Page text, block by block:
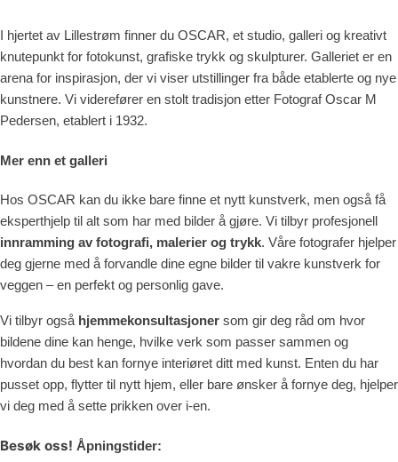
I hjertet av Lillestrøm finner du OSCAR, et studio, galleri og kreativt
knutepunkt for fotokunst, grafiske trykk og skulpturer. Galleriet er en
arena for inspirasjon, der vi viser utstillinger fra både etablerte og nye
kunstnere. Vi viderefører en stolt tradisjon etter Fotograf Oscar M
Pedersen, etablert i 1932.
Mer enn et galleri
Hos OSCAR kan du ikke bare finne et nytt kunstverk, men også få
eksperthjelp til alt som har med bilder å gjøre. Vi tilbyr profesjonell
innramming av fotografi, malerier og trykk. Våre fotografer hjelper
deg gjerne med å forvandle dine egne bilder til vakre kunstverk for
veggen – en perfekt og personlig gave.
Vi tilbyr også hjemmekonsultasjoner som gir deg råd om hvor
bildene dine kan henge, hvilke verk som passer sammen og
hvordan du best kan fornye interiøret ditt med kunst. Enten du har
pusset opp, flytter til nytt hjem, eller bare ønsker å fornye deg, hjelper
vi deg med å sette prikken over i-en.
Besøk oss! Åpningstider: